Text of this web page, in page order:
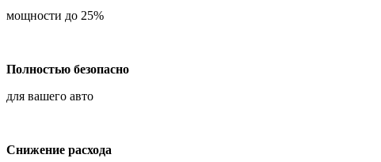
мощности до 25%
Полностью безопасно
для вашего авто
Снижение расхода